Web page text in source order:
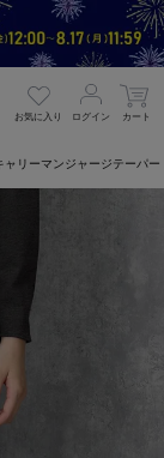
お気に入り ログイン カート
ャリーマンジャージテーパ